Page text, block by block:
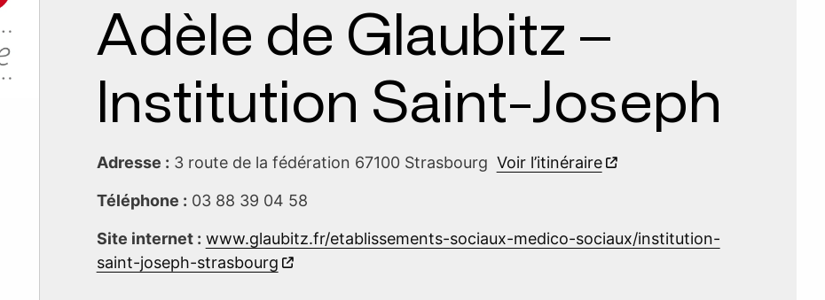
Adèle de Glaubitz –
Institution Saint-Joseph
Adresse : 3 route de la fédération 67100 Strasbourg Voir l’itinéraire
Téléphone : 03 88 39 04 58
Site internet : www.glaubitz.fr/etablissements-sociaux-medico-sociaux/institution-
saint-joseph-strasbourg